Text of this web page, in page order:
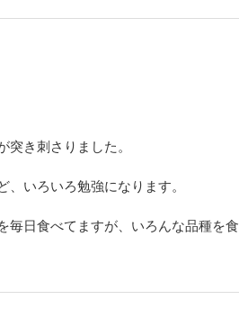
き刺さりました。
いろいろ勉強になります。
毎日食べてますが、いろんな品種を食